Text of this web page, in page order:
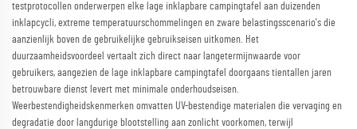
testprotocollen onderwerpen elke lage inklapbare campingtafel aan duizenden
inklapcycli, extreme temperatuurschommelingen en zware belastingsscenario's die
aanzienlijk boven de gebruikelijke gebruikseisen uitkomen. Het
duurzaamheidsvoordeel vertaalt zich direct naar langetermijnwaarde voor
gebruikers, aangezien de lage inklapbare campingtafel doorgaans tientallen jaren
betrouwbare dienst levert met minimale onderhoudseisen.
Weerbestendigheidskenmerken omvatten UV-bestendige materialen die vervaging en
degradatie door langdurige blootstelling aan zonlicht voorkomen, terwijl